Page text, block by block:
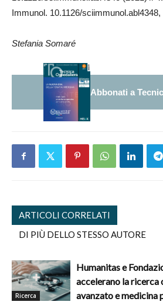
Immunol. 10.1126/sciimmunol.abl4348,
Stefania Somaré
Abbonati a
ARTICOLI CORRELATI
DI PIÙ DELLO STESSO AUTORE
Ricerca
Humanitas e
accelerano la ricerca
avanzato e medicina